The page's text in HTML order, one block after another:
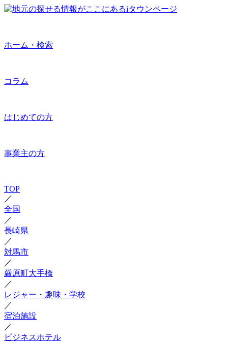
ホーム・検索
コラム
はじめての方
事業主の方
TOP
／
全国
／
長崎県
／
対馬市
／
厳原町大手橋
／
レジャー・趣味・学校
／
宿泊施設
／
ビジネスホテル